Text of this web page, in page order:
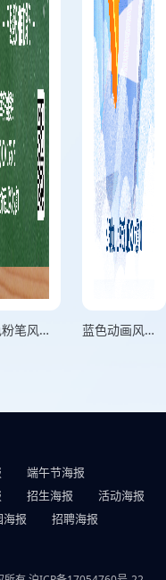
绿色粉笔风黑板写字竖版宣传海报 蓝色动画风金榜题名向未来出发宣传海报
端午节海报
招生海报
活动海报
海报
招聘海报